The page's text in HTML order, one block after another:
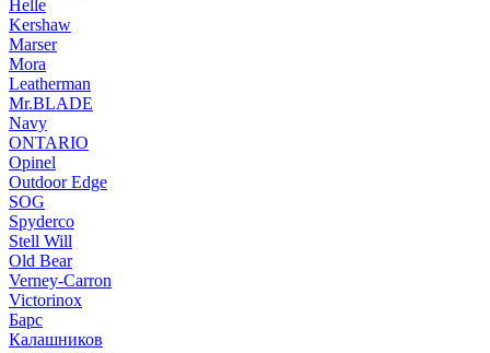
Helle
Kershaw
Marser
Mora
Leatherman
Mr.BLADE
Navy
ONTARIO
Opinel
Outdoor Edge
SOG
Spyderco
Stell Will
Old Bear
Verney-Carron
Victorinox
Барс
Калашников